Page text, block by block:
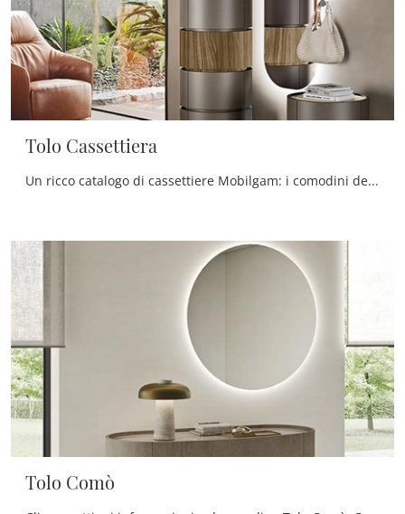
Tolo Cassettiera
Un ricco catalogo di cassettiere Mobilgam: i comodini design in laccato opaco, come Tolo Cassettiera, sono tra le proposte più esclusive.
Tolo Comò